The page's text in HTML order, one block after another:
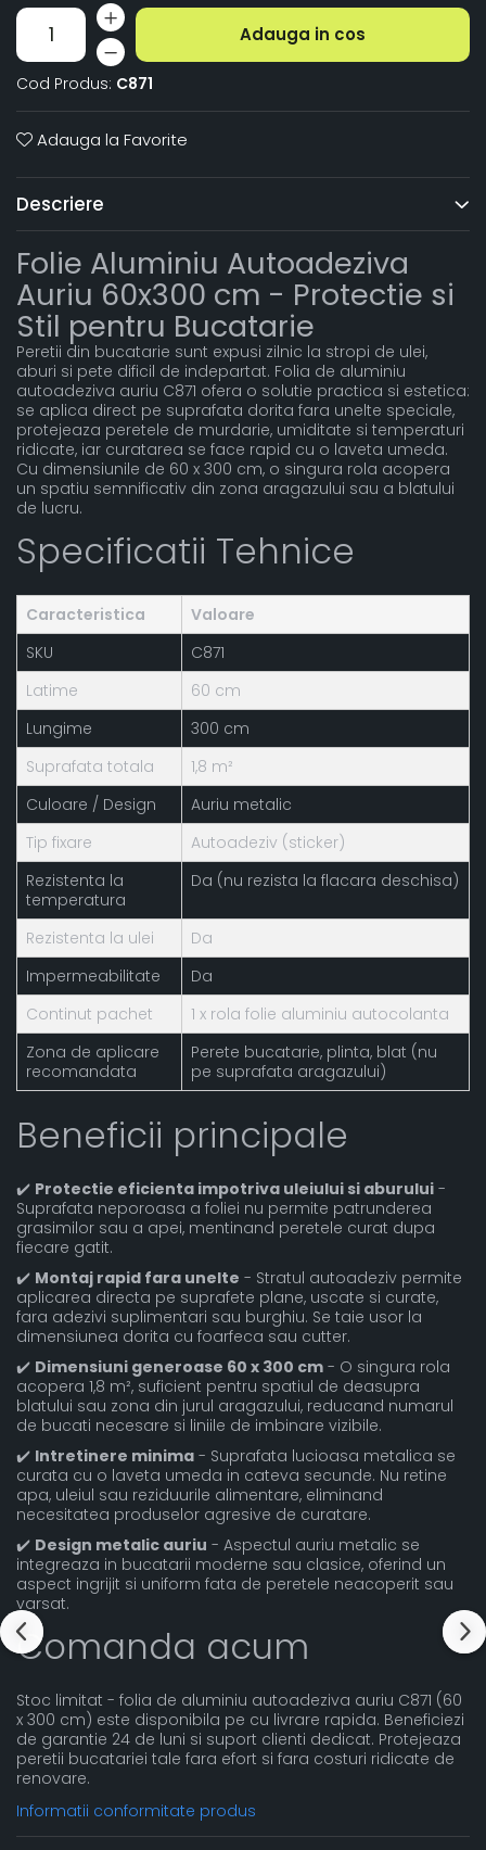
Adauga in cos
Cod Produs: C871
Adauga la Favorite
Descriere
Folie Aluminiu Autoadeziva
Auriu 60x300 cm - Protectie si
Stil pentru Bucatarie
Peretii din bucatarie sunt expusi zilnic la stropi de ulei,
aburi si pete dificil de indepartat. Folia de aluminiu
autoadeziva auriu C871 ofera o solutie practica si estetica:
se aplica direct pe suprafata dorita fara unelte speciale,
protejeaza peretele de murdarie, umiditate si temperaturi
ridicate, iar curatarea se face rapid cu o laveta umeda.
Cu dimensiunile de 60 x 300 cm, o singura rola acopera
un spatiu semnificativ din zona aragazului sau a blatului
de lucru.
Specificatii Tehnice
Caracteristica
Valoare
SKU
C871
Latime
60 cm
Lungime
300 cm
Suprafata totala
1,8 m²
Culoare / Design
Auriu metalic
Tip fixare
Autoadeziv (sticker)
Rezistenta la
temperatura
Da (nu rezista la flacara deschisa)
Rezistenta la ulei
Da
Impermeabilitate
Da
Continut pachet
1 x rola folie aluminiu autocolanta
Zona de aplicare
recomandata
Perete bucatarie, plinta, blat (nu
pe suprafata aragazului)
Beneficii principale
✔️ Protectie eficienta impotriva uleiului si aburului -
Suprafata neporoasa a foliei nu permite patrunderea
grasimilor sau a apei, mentinand peretele curat dupa
fiecare gatit.
✔️ Montaj rapid fara unelte - Stratul autoadeziv permite
aplicarea directa pe suprafete plane, uscate si curate,
fara adezivi suplimentari sau burghiu. Se taie usor la
dimensiunea dorita cu foarfeca sau cutter.
✔️ Dimensiuni generoase 60 x 300 cm - O singura rola
acopera 1,8 m², suficient pentru spatiul de deasupra
blatului sau zona din jurul aragazului, reducand numarul
de bucati necesare si liniile de imbinare vizibile.
✔️ Intretinere minima - Suprafata lucioasa metalica se
curata cu o laveta umeda in cateva secunde. Nu retine
apa, uleiul sau reziduurile alimentare, eliminand
necesitatea produselor agresive de curatare.
✔️ Design metalic auriu - Aspectul auriu metalic se
integreaza in bucatarii moderne sau clasice, oferind un
aspect ingrijit si uniform fata de peretele neacoperit sau
varsat.
Comanda acum
Stoc limitat - folia de aluminiu autoadeziva auriu C871 (60
x 300 cm) este disponibila pe cu livrare rapida. Beneficiezi
de garantie 24 de luni si suport clienti dedicat. Protejeaza
peretii bucatariei tale fara efort si fara costuri ridicate de
renovare.
Informatii conformitate produs